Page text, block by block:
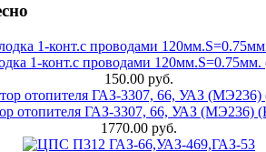
1-конт.с проводами 120мм.S=0.75мм.
150.00 руб.
отопителя ГАЗ-3307, 66, УАЗ (МЭ236)
1770.00 руб.